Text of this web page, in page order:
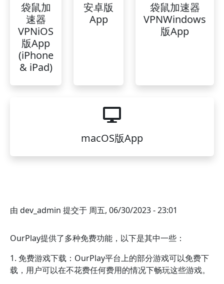
袋鼠加
速器
VPNiOS
版App
(iPhone
& iPad)
安卓版
App
袋鼠加速器
VPNWindows
版App
macOS版App
由 dev_admin 提交于 周五, 06/30/2023 - 23:01
OurPlay提供了多种免费功能，以下是其中一些：
1. 免费游戏下载：OurPlay平台上的部分游戏可以免费下
载，用户可以在不花费任何费用的情况下畅玩这些游戏。